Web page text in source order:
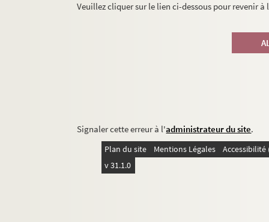
Veuillez cliquer sur le lien ci-dessous pour revenir
Signaler cette erreur à l'administrateur du site.
Plan du site Mentions Légales
v 31.1.0